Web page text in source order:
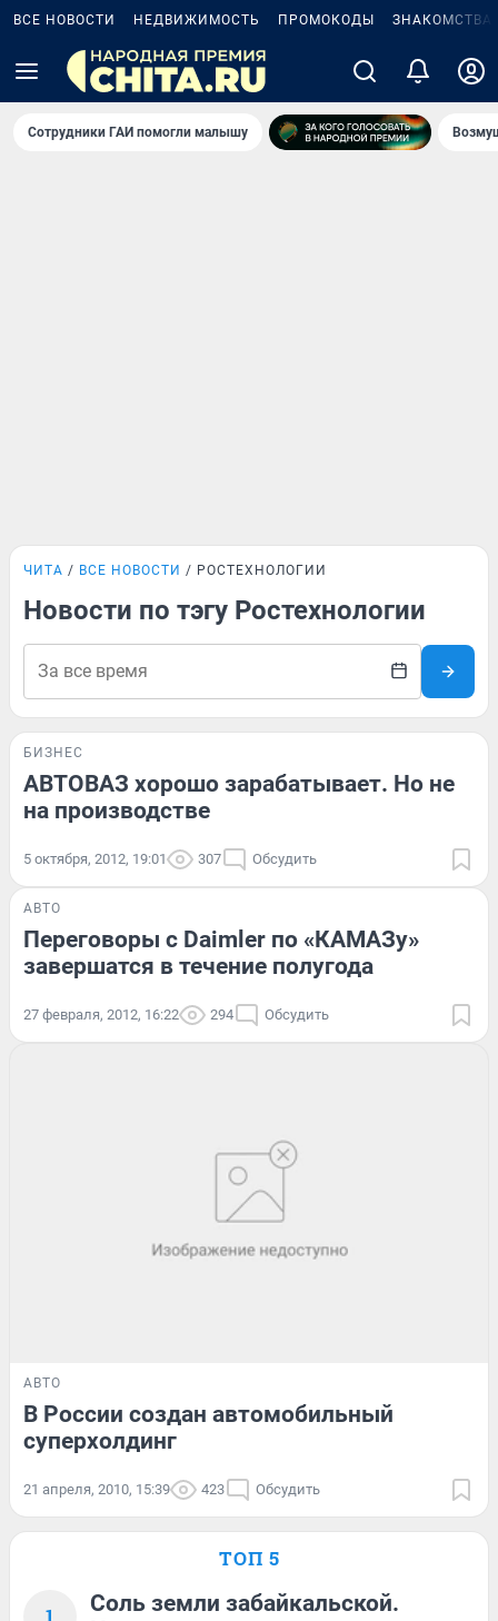
ВСЕ НОВОСТИ НЕДВИЖИМОСТЬ ПРОМОКОДЫ ЗНАКОМСТВА
Сотрудники ГАИ помогли малышу
ЧИТА ВСЕ НОВОСТИ РОСТЕХНОЛОГИИ
Новости по тэгу Ростехнологии
БИЗНЕС
АВТОВАЗ хорошо зарабатывает. Но не
на производстве
5 октября, 2012, 19:01 307 Обсудить
АВТО
Переговоры с Daimler по «КАМАЗу»
завершатся в течение полугода
27 февраля, 2012, 16:22 294 Обсудить
АВТО
В России создан автомобильный
суперхолдинг
21 апреля, 2010, 15:39 423 Обсудить
ТОП 5
1
Соль земли забайкальской.